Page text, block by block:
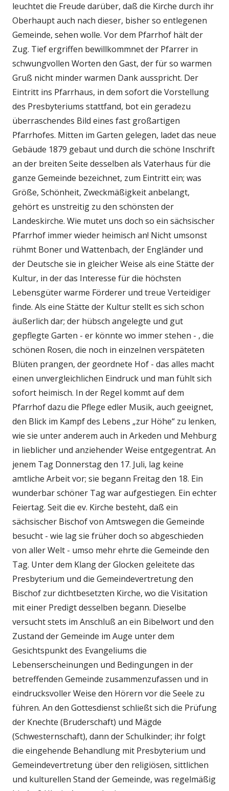
leuchtet die Freude darüber, daß die Kirche durch ihr
Oberhaupt auch nach dieser, bisher so entlegenen
Gemeinde, sehen wolle. Vor dem Pfarrhof hält der
Zug. Tief ergriffen bewillkommnet der Pfarrer in
schwungvollen Worten den Gast, der für so warmen
Gruß nicht minder warmen Dank ausspricht. Der
Eintritt ins Pfarrhaus, in dem sofort die Vorstellung
des Presbyteriums stattfand, bot ein geradezu
überraschendes Bild eines fast großartigen
Pfarrhofes. Mitten im Garten gelegen, ladet das neue
Gebäude 1879 gebaut und durch die schöne Inschrift
an der breiten Seite desselben als Vaterhaus für die
ganze Gemeinde bezeichnet, zum Eintritt ein; was
Größe, Schönheit, Zweckmäßigkeit anbelangt,
gehört es unstreitig zu den schönsten der
Landeskirche. Wie mutet uns doch so ein sächsischer
Pfarrhof immer wieder heimisch an! Nicht umsonst
rühmt Boner und Wattenbach, der Engländer und
der Deutsche sie in gleicher Weise als eine Stätte der
Kultur, in der das Interesse für die höchsten
Lebensgüter warme Förderer und treue Verteidiger
finde. Als eine Stätte der Kultur stellt es sich schon
äußerlich dar; der hübsch angelegte und gut
gepflegte Garten - er könnte wo immer stehen - , die
schönen Rosen, die noch in einzelnen verspäteten
Blüten prangen, der geordnete Hof - das alles macht
einen unvergleichlichen Eindruck und man fühlt sich
sofort heimisch. In der Regel kommt auf dem
Pfarrhof dazu die Pflege edler Musik, auch geeignet,
den Blick im Kampf des Lebens „zur Höhe“ zu lenken,
wie sie unter anderem auch in Arkeden und Mehburg
in lieblicher und anziehender Weise entgegentrat. An
jenem Tag Donnerstag den 17. Juli, lag keine
amtliche Arbeit vor; sie begann Freitag den 18. Ein
wunderbar schöner Tag war aufgestiegen. Ein echter
Feiertag. Seit die ev. Kirche besteht, daß ein
sächsischer Bischof von Amtswegen die Gemeinde
besucht - wie lag sie früher doch so abgeschieden
von aller Welt - umso mehr ehrte die Gemeinde den
Tag. Unter dem Klang der Glocken geleitete das
Presbyterium und die Gemeindevertretung den
Bischof zur dichtbesetzten Kirche, wo die Visitation
mit einer Predigt desselben begann. Dieselbe
versucht stets im Anschluß an ein Bibelwort und den
Zustand der Gemeinde im Auge unter dem
Gesichtspunkt des Evangeliums die
Lebenserscheinungen und Bedingungen in der
betreffenden Gemeinde zusammenzufassen und in
eindrucksvoller Weise den Hörern vor die Seele zu
führen. An den Gottesdienst schließt sich die Prüfung
der Knechte (Bruderschaft) und Mägde
(Schwesternschaft), dann der Schulkinder; ihr folgt
die eingehende Behandlung mit Presbyterium und
Gemeindevertretung über den religiösen, sittlichen
und kulturellen Stand der Gemeinde, was regelmäßig